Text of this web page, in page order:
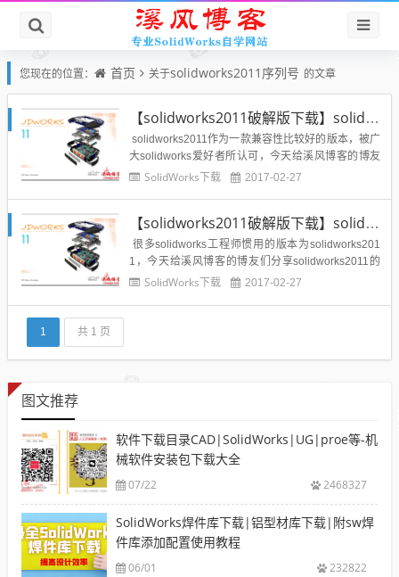
您现在的位置： 首页 关于solidworks2011序列号 的文章
【solidworks2011破解版下载】solidworks2011破解版64位下载地址含序列号
solidworks2011作为一款兼容性比较好的版本，被广
大solidworks爱好者所认可，今天给溪风博客的博友
们分享一下solidworks2011破解版64位的软件包及序
SolidWorks下载 2017-02-27
【solidworks2011破解版下载】solidworks2011破解版32位下载地址及序列号
很多solidworks工程师惯用的版本为solidworks201
1，今天给溪风博客的博友们分享solidworks2011的
序列号及下载地址，希望对急求solidworks2011破解
SolidWorks下载 2017-02-27
1 共 1 页
图文推荐
软件下载目录CAD|SolidWorks|UG|proe等-机
械软件安装包下载大全
07/22 2468327
SolidWorks焊件库下载|铝型材库下载|附sw焊
件库添加配置使用教程
06/01 232822